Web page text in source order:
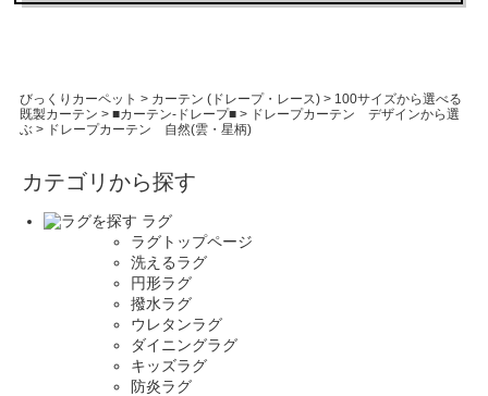
びっくりカーペット > カーテン (ドレープ・レース)> 100サイズから選べる
既製カーテン > ■カーテン-ドレープ■> ドレープカーテン デザインから選
ぶ> ドレープカーテン 自然(雲・星柄)
カテゴリから探す
ラグ
ラグトップページ
洗えるラグ
円形ラグ
撥水ラグ
ウレタンラグ
ダイニングラグ
キッズラグ
防炎ラグ